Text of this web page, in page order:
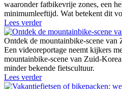
waaronder fatbikevrije zones, een
minimumleeftijd. Wat betekent dit
Lees verder
Ontdek de mountainbike-scene van
Een videoreportage neemt kijkers
mountainbike-scene van Zuid-
minder bekende fietscultuur.
Lees verder